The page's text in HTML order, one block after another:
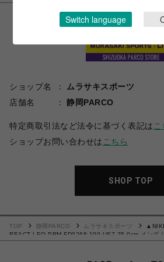
ショップ名
ムラサキスポーツ
店舗名
静岡PARCO
特定商取引法など法令に基づく表記は
ショップお問い合わせは こちら
SHOP TOP
TOP 静岡PARCO ムラサキスポーツ
REACT LEO PRM FD0268-100 US7 25.0cm メンズ
ニーカー
Switch language